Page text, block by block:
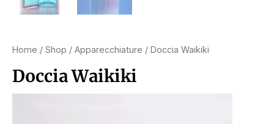
Home / Shop / Apparecchiature / Doccia Waikiki
Doccia Waikiki